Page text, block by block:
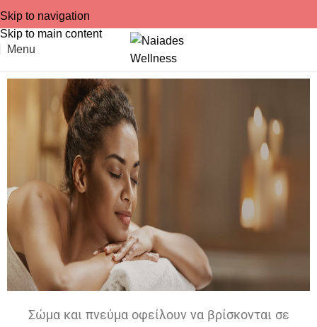
Skip to navigation
Skip to main content
Menu
Σώμα και πνεύμα οφείλουν να βρίσκονται σε